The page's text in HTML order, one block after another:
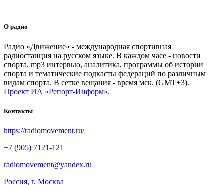
О радио
Радио «Движение» - международная спортивная
радиостанция на русском языке. В каждом часе - новости
спорта, mp3 интервью, аналитика, программы об истории
спорта и тематические подкасты федераций по различным
видам спорта. В сетке вещания - время мск. (GMT+3).
Проект ИА «Репорт-Информ».
Контакты
https://radiomovement.ru/
+7 (905) 7121-121
radiomovement@yandex.ru
Россия, г. Москва